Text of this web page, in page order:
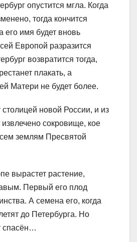
опустится мгла. Когда
тогда кончится
его имя будет вновь
Европой разразится
возвратится тогда,
плакать, а
Матери не будет более.
столицей новой России, и из
сокровище, кое
землям Пресвятой
вырастет растение,
Первый его плод
А семена его, когда
до Петербурга. Но
спасён…